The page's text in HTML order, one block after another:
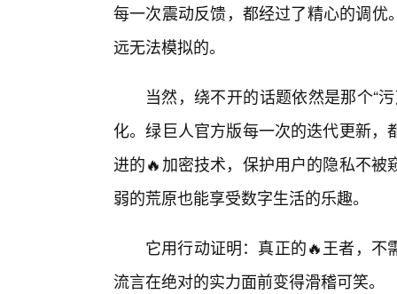
每一次震动反馈，都经过了精心的调
远无法模拟的。
当然，绕不开的话题依然是那个“
化。绿巨人官方版每一次的迭代更新
进的🔥加密技术，保护用户的隐私不
弱的荒原也能享受数字生活的乐趣。
它用行动证明：真正的🔥王者，
流言在绝对的实力面前变得滑稽可笑。